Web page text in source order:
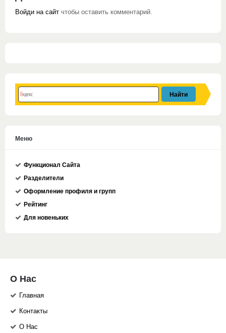
Войди на сайт чтобы оставить комментарий.
Меню
Функционал Сайта
Разделители
Оформление профиля и групп
Рейтинг
Для новеньких
О Нас
Главная
Контакты
О Нас